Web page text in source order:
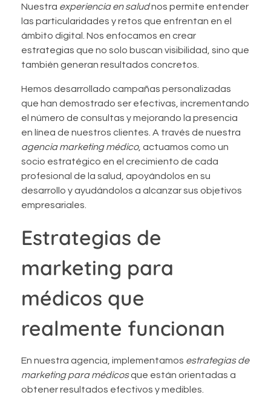
Nuestra experiencia en saludnos permite entender
las particularidades y retos que enfrentan en el
ámbito digital. Nos enfocamos en crear
estrategias que no solo buscan visibilidad, sino que
también generan resultados concretos.
Hemos desarrollado campañas personalizadas
que han demostrado ser efectivas, incrementando
el número de consultas y mejorando la presencia
en línea de nuestros clientes. A través de nuestra
agencia marketing médico, actuamos como un
socio estratégico en el crecimiento de cada
profesional de la salud, apoyándolos en su
desarrollo y ayudándolos a alcanzar sus objetivos
empresariales.
Estrategias de
marketing para
médicos que
realmente funcionan
En nuestra agencia, implementamos estrategias de
marketing para médicosque están orientadas a
obtener resultados efectivos y medibles.